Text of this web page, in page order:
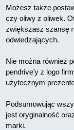
Możesz także
czy oliwy z oliwek.
zwiększasz szansę
odwiedzających.
Nie można również
pendrive’y z logo
użytecznym
Podsumowując
jest oryginalność
marki.